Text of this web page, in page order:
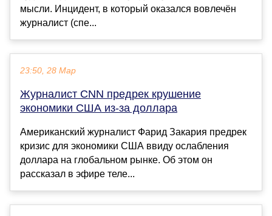
мысли. Инцидент, в который оказался вовлечён
журналист (спе...
23:50, 28 Мар
Журналист CNN предрек крушение
экономики США из-за доллара
Американский журналист Фарид Закария предрек
кризис для экономики США ввиду ослабления
доллара на глобальном рынке. Об этом он
рассказал в эфире теле...